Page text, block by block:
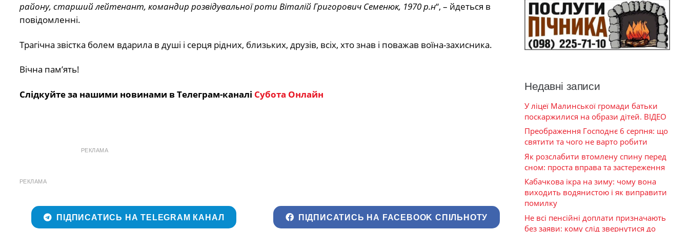
району, старший лейтенант, командир розвідувальної роти Віталій Григорович Семенюк, 1970 р.н“, – йдеться в
повідомленні.
Трагічна звістка болем вдарила в душі і серця рідних, близьких, друзів, всіх, хто знав і поважав воїна-захисника.
Вічна пам’ять!
Слідкуйте за нашими новинами в Телеграм-каналі Субота Онлайн
РЕКЛАМА
РЕКЛАМА
ПІДПИСАТИСЬ НА TELEGRAM КАНАЛ ПІДПИСАТИСЬ НА FACEBOOK СПІЛЬНОТУ
Недавні записи
У ліцеї Малинської громади батьки
поскаржилися на образи дітей. ВІДЕО
Преображення Господнє 6 серпня: що
святити та чого не варто робити
Як розслабити втомлену спину перед
сном: проста вправа та застереження
Кабачкова ікра на зиму: чому вона
виходить водянистою і як виправити
помилку
Не всі пенсійні доплати призначають
без заяви: кому слід звернутися до